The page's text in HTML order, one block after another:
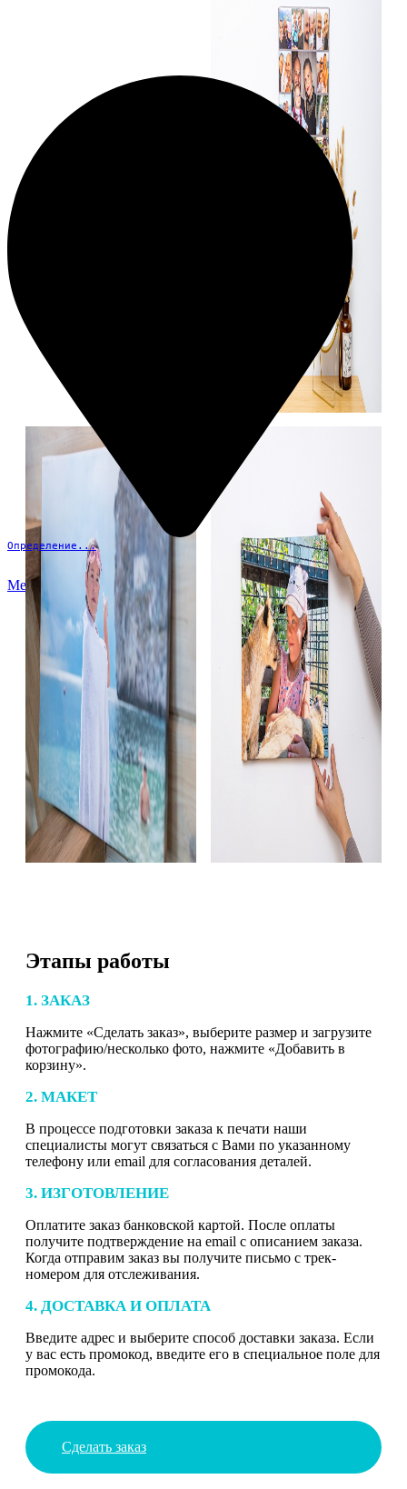
Определение...
Меню
Этапы работы
1. ЗАКАЗ
Нажмите «Сделать заказ», выберите размер и загрузите
фотографию/несколько фото, нажмите «Добавить в
корзину».
2. МАКЕТ
В процессе подготовки заказа к печати наши
специалисты могут связаться с Вами по указанному
телефону или email для согласования деталей.
3. ИЗГОТОВЛЕНИЕ
Оплатите заказ банковской картой. После оплаты
получите подтверждение на email с описанием заказа.
Когда отправим заказ вы получите письмо с трек-
номером для отслеживания.
4. ДОСТАВКА И ОПЛАТА
Введите адрес и выберите способ доставки заказа. Если
у вас есть промокод, введите его в специальное поле для
промокода.
Сделать заказ